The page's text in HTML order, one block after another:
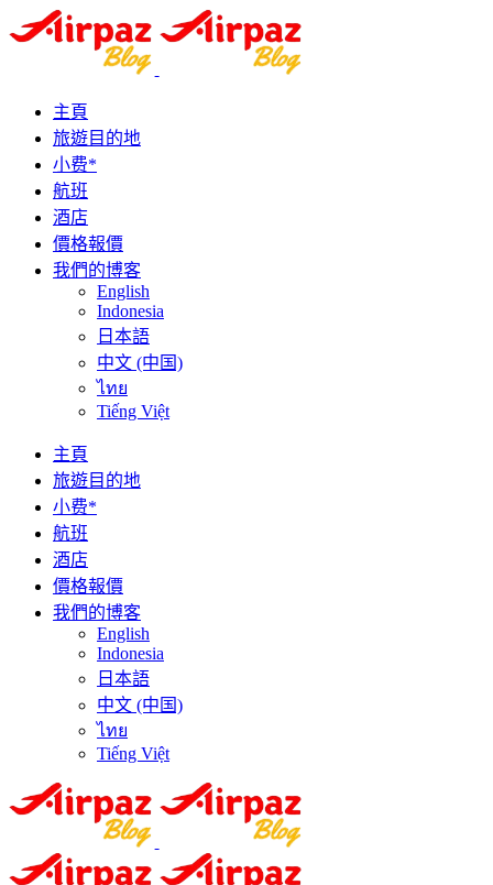
主頁
旅遊目的地
小费*
航班
酒店
價格報價
我們的博客
English
Indonesia
日本語
中文 (中国)
ไทย
Tiếng Việt
主頁
旅遊目的地
小费*
航班
酒店
價格報價
我們的博客
English
Indonesia
日本語
中文 (中国)
ไทย
Tiếng Việt